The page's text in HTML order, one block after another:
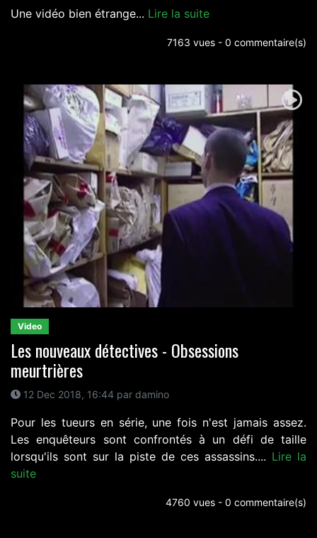
Une vidéo bien étrange... Lire la suite
7163 vues - 0 commentaire(s)
Video
Les nouveaux détectives - Obsessions
meurtrières
12 Dec 2018, 16:44 par damino
Pour les tueurs en série, une fois n'est jamais assez.
Les enquêteurs sont confrontés à un défi de taille
lorsqu'ils sont sur la piste de ces assassins.... Lire la
suite
4760 vues - 0 commentaire(s)